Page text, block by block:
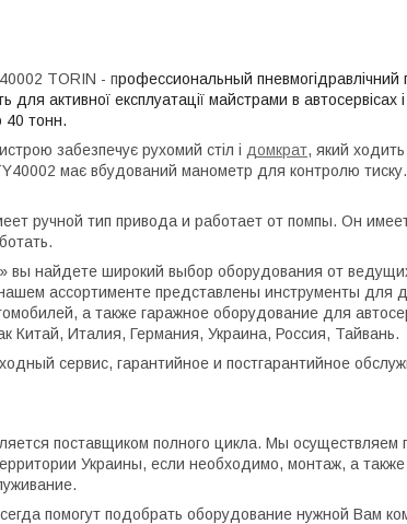
TORIN - профессиональный пневмогідравлічний
для активної експлуатації майстрами в автосервісах
40 тонн.
забезпечує рухомий стіл і домкрат, який
має вбудований манометр для контролю
ручной тип привода и работает от помпы. Он
вы найдете широкий выбор оборудования от
ассортименте представлены инструменты для
а также гаражное оборудование для
Китай, Италия, Германия, Украина, Россия, Тайвань.
сервис, гарантийное и постгарантийное
поставщиком полного цикла. Мы
Украины, если необходимо, монтаж, а
помогут подобрать оборудование нужной Вам